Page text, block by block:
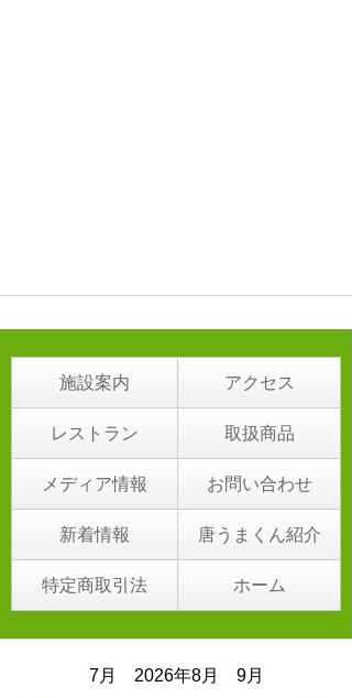
施設案内 アクセス
レストラン 取扱商品
メディア情報 お問い合わせ
新着情報 唐うまくん紹介
特定商取引法 ホーム
7月 2026年8月 9月